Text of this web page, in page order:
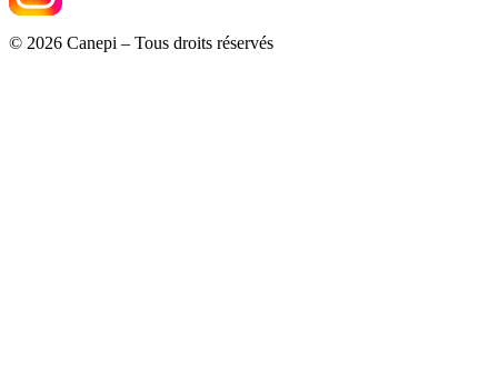
© 2026 Canepi – Tous droits réservés